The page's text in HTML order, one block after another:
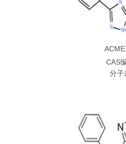
CAS
分子